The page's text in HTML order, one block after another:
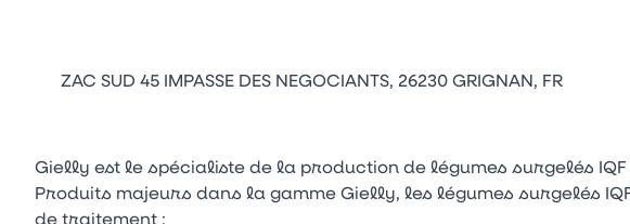
ZAC SUD 45 IMPASSE DES NEGOCIANTS, 26230 GRIGNAN, FR
Gielly est le spécialiste de la production de légumes surgelés
Produits majeurs dans la gamme Gielly, les légumes surgelés
de traitement :